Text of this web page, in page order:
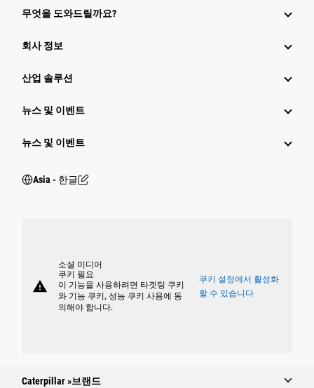
무엇을 도와드릴까요?
회사 정보
산업 솔루션
뉴스 및 이벤트
뉴스 및 이벤트
Asia - 한글
warning
소셜 미디어
쿠키 필요
이 기능을 사용하려면 타겟팅 쿠키
와 기능 쿠키, 성능 쿠키 사용에 동
의해야 합니다.
쿠키 설정에서 활성화
할 수 있습니다
Caterpillar »브랜드